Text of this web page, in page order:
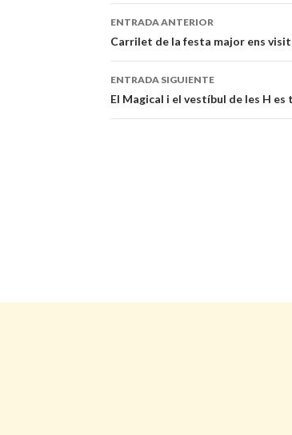
Navegación
de
entradas
ENTRADA ANTERIOR
Carrilet de la festa major ens
ENTRADA SIGUIENTE
El Magical i el vestíbul de les H